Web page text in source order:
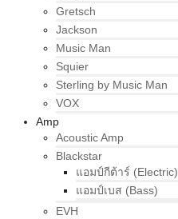
Gretsch
Jackson
Music Man
Squier
Sterling by Music Man
VOX
Amp
Acoustic Amp
Blackstar
แอมป์กีต้าร์ (Electric)
แอมป์เบส (Bass)
EVH